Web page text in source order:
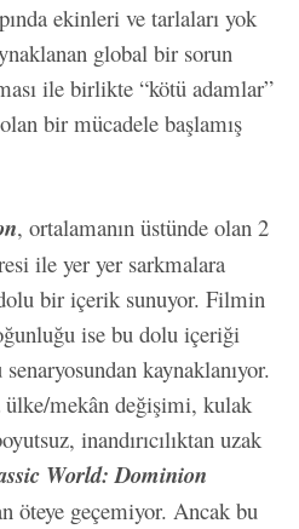
ekinleri ve tarlaları yok
global bir sorun
ile birlikte “kötü adamlar”
bir mücadele başlamış
, ortalamanın üstünde olan 2
ile yer yer sarkmalara
bir içerik sunuyor. Filmin
ise bu dolu içeriği
kaynaklanıyor.
mekân değişimi, kulak
inandırıcılıktan uzak
World: Dominion
öteye geçemiyor. Ancak bu